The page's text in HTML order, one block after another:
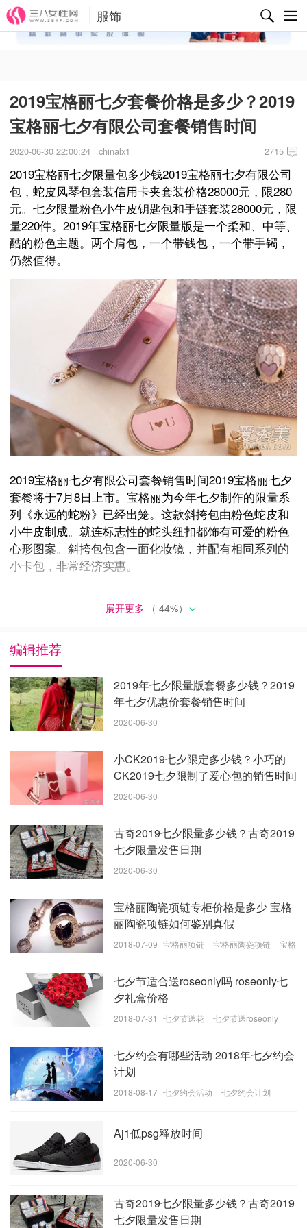
✕
服饰
2019宝格丽七夕套餐价格是多少？2019
宝格丽七夕有限公司套餐销售时间
2020-06-30 22:00:24 chinalx1 2715
2019宝格丽七夕限量包多少钱2019宝格丽七夕有限公司
包，蛇皮风琴包套装信用卡夹套装价格28000元，限280
元。七夕限量粉色小牛皮钥匙包和手链套装28000元，限
量220件。2019年宝格丽七夕限量版是一个柔和、中等、
酷的粉色主题。两个肩包，一个带钱包，一个带手镯，
仍然值得。
2019宝格丽七夕有限公司套餐销售时间2019宝格丽七夕
套餐将于7月8日上市。宝格丽为今年七夕制作的限量系
列《永远的蛇粉》已经出笼。这款斜挎包由粉色蛇皮和
小牛皮制成。就连标志性的蛇头纽扣都饰有可爱的粉色
心形图案。斜挎包包含一面化妆镜，并配有相同系列的
小卡包，非常经济实惠。
节。粉色的酷女孩不仅温柔，而且很酷。
条淡金色和银色链子。勾勒出包的整体轮廓，描绘出爱
情的纯净外表，记录下彼此最美好的心灵瞬间。
另一种金属水蛇皮充满了摇滚风格。经典的蛇头搭扣体
现了这条可爱的丘比特蛇，向爱人发出心跳信号。
展开更多 （ 44%）
编辑推荐
2019年七夕限量版套餐多少钱？2019
年七夕优惠价套餐销售时间
2020-06-30
小CK2019七夕限定多少钱？小巧的
CK2019七夕限制了爱心包的销售时间
2020-06-30
古奇2019七夕限量多少钱？古奇2019
七夕限量发售日期
2020-06-30
宝格丽陶瓷项链专柜价格是多少 宝格
丽陶瓷项链如何鉴别真假
2018-07-09 宝格丽项链 宝格丽陶瓷项链
宝格
七夕节适合送roseonly吗 roseonly七
夕礼盒价格
2018-07-31 七夕节送花 七夕节送roseonly
七夕约会有哪些活动 2018年七夕约会
计划
2018-08-17 七夕约会活动 七夕约会计划
Aj1低psg释放时间
2020-06-30
古奇2019七夕限量多少钱？古奇2019
七夕限量发售日期